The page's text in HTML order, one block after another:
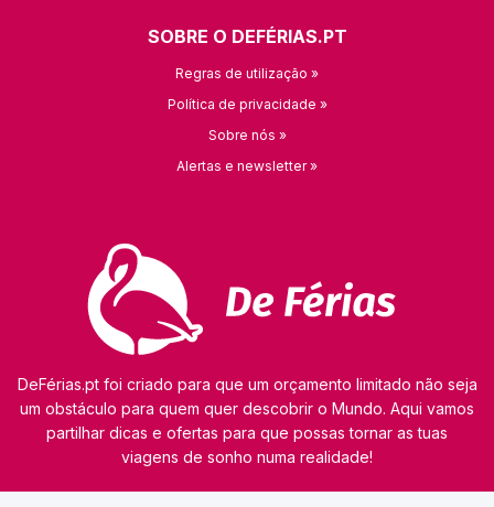
DeFérias.pt foi criado para que um orçamento limitado não seja
um obstáculo para quem quer descobrir o Mundo. Aqui vamos
partilhar dicas e ofertas para que possas tornar as tuas
viagens de sonho numa realidade!
© 2026 kamaviNET sp. z o.o.
SOBRE O DEFÉRIAS.PT
Regras de utilização »
Política de privacidade »
Sobre nós »
Alertas e newsletter »